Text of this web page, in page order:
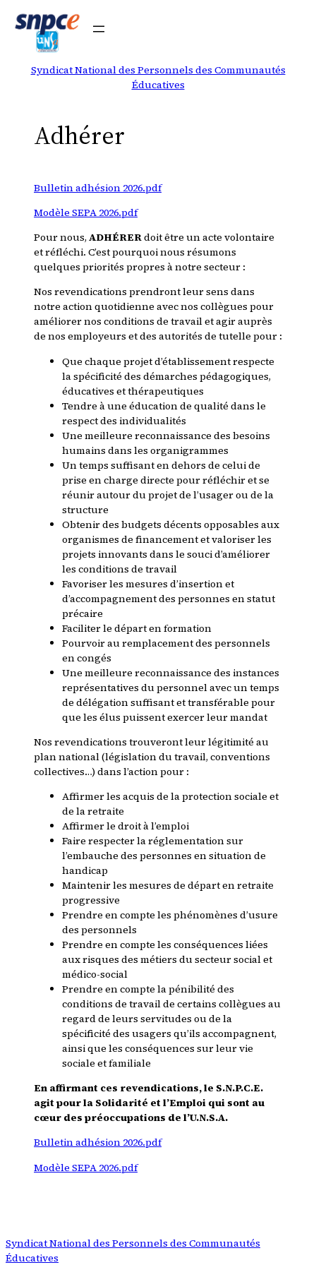
Aller
au
contenu
Syndicat National des Personnels des Communautés
Éducatives
Adhérer
Bulletin adhésion 2026.pdf
Modèle SEPA 2026.pdf
Pour nous, ADHÉRERdoit être un acte volontaire
et réfléchi. C’est pourquoi nous résumons
quelques priorités propres à notre secteur :
Nos revendications prendront leur sens dans
notre action quotidienne avec nos collègues pour
améliorer nos conditions de travail et agir auprès
de nos employeurs et des autorités de tutelle pour :
Que chaque projet d’établissement respecte
la spécificité des démarches pédagogiques,
éducatives et thérapeutiques
Tendre à une éducation de qualité dans le
respect des individualités
Une meilleure reconnaissance des besoins
humains dans les organigrammes
Un temps suffisant en dehors de celui de
prise en charge directe pour réfléchir et se
réunir autour du projet de l’usager ou de la
structure
Obtenir des budgets décents opposables aux
organismes de financement et valoriser les
projets innovants dans le souci d’améliorer
les conditions de travail
Favoriser les mesures d’insertion et
d’accompagnement des personnes en statut
précaire
Faciliter le départ en formation
Pourvoir au remplacement des personnels
en congés
Une meilleure reconnaissance des instances
représentatives du personnel avec un temps
de délégation suffisant et transférable pour
que les élus puissent exercer leur mandat
Nos revendications trouveront leur légitimité au
plan national (législation du travail, conventions
collectives…) dans l’action pour :
Affirmer les acquis de la protection sociale et
de la retraite
Affirmer le droit à l’emploi
Faire respecter la réglementation sur
l’embauche des personnes en situation de
handicap
Maintenir les mesures de départ en retraite
progressive
Prendre en compte les phénomènes d’usure
des personnels
Prendre en compte les conséquences liées
aux risques des métiers du secteur social et
médico-social
Prendre en compte la pénibilité des
conditions de travail de certains collègues au
regard de leurs servitudes ou de la
spécificité des usagers qu’ils accompagnent,
ainsi que les conséquences sur leur vie
sociale et familiale
En affirmant ces revendications, le S.N.P.C.E.
agit pour la Solidarité et l’Emploi qui sont au
cœur des préoccupations de l’U.N.S.A.
Bulletin adhésion 2026.pdf
Modèle SEPA 2026.pdf
Syndicat National des Personnels des Communautés
Éducatives